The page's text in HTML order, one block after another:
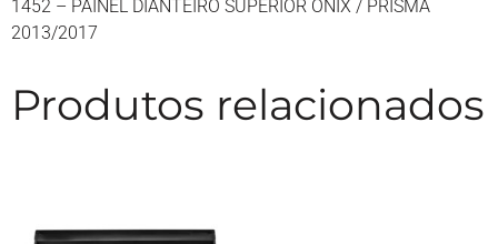
1452 – PAINEL DIANTEIRO SUPERIOR ONIX / PRISMA
2013/2017
Produtos relacionados